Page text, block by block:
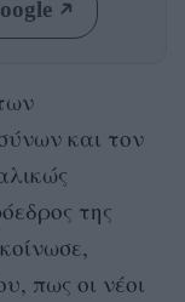
και τον
της
πως οι νέοι